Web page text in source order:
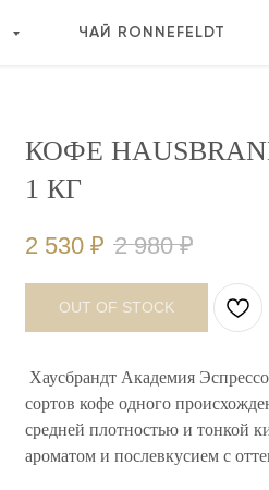
ЧАЙ RONNEFELDT
КОФЕ
1 КГ
2 530 ₽ 2 980 ₽
OUT OF STOCK
Хаусбрандт Академия
сортов кофе одного
средней плотностью и тонкой
ароматом и послевкусием с